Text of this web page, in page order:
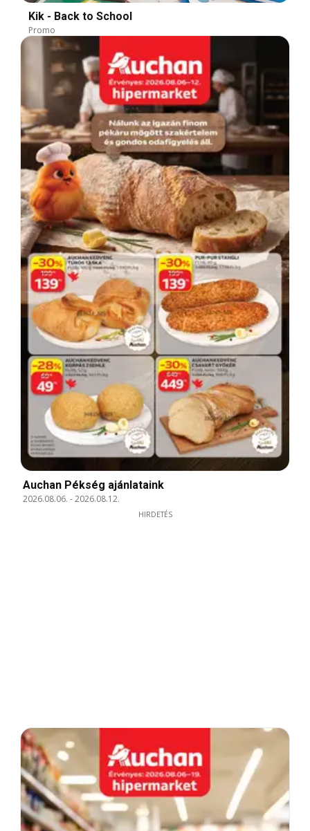
Kik - Back to School
Promo
Auchan Pékség ajánlataink
2026.08.06. -2026.08.12.
HIRDETÉS